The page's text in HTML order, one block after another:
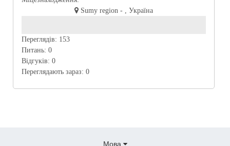
Sumy region - , Україна
Переглядів: 153
Питань: 0
Відгуків: 0
Переглядають зараз: 0
Мова